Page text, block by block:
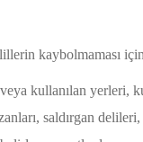
kaybolmaması
kullanılan yerleri,
saldırgan delileri,